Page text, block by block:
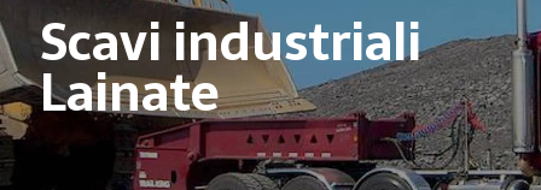
Scavi industriali
Lainate